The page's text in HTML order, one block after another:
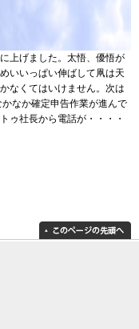
上げました。太悟、優悟が
いいっぱい伸ばして凧は天
なくてはいけません。次は
なか確定申告作業が進んで
ゥ社長から電話が・・・・